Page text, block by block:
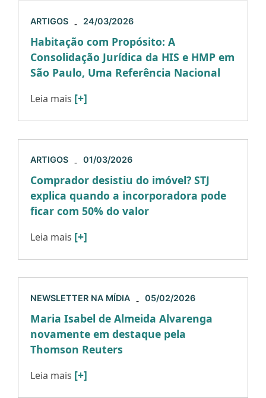
ARTIGOS - 24/03/2026
Habitação com Propósito: A
Consolidação Jurídica da HIS e HMP em
São Paulo, Uma Referência Nacional
Leia mais [+]
ARTIGOS - 01/03/2026
Comprador desistiu do imóvel? STJ
explica quando a incorporadora pode
ficar com 50% do valor
Leia mais [+]
NEWSLETTER NA MÍDIA - 05/02/2026
Maria Isabel de Almeida Alvarenga
novamente em destaque pela
Thomson Reuters
Leia mais [+]